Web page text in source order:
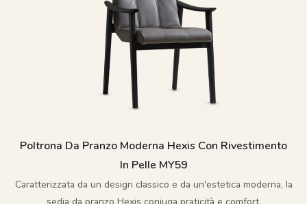
Poltrona Da Pranzo Moderna Hexis Con Rivestimento
In Pelle MY59
Caratterizzata da un design classico e da un'estetica moderna, la